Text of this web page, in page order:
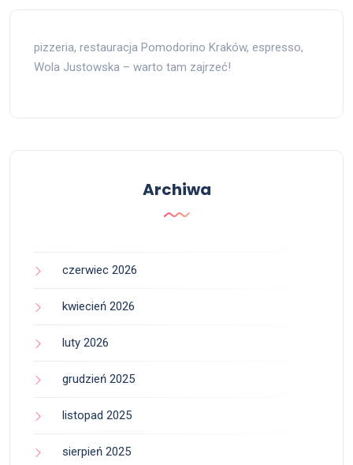
pizzeria, restauracja Pomodorino Kraków, espresso,
Wola Justowska – warto tam zajrzeć!
Archiwa
czerwiec 2026
kwiecień 2026
luty 2026
grudzień 2025
listopad 2025
sierpień 2025